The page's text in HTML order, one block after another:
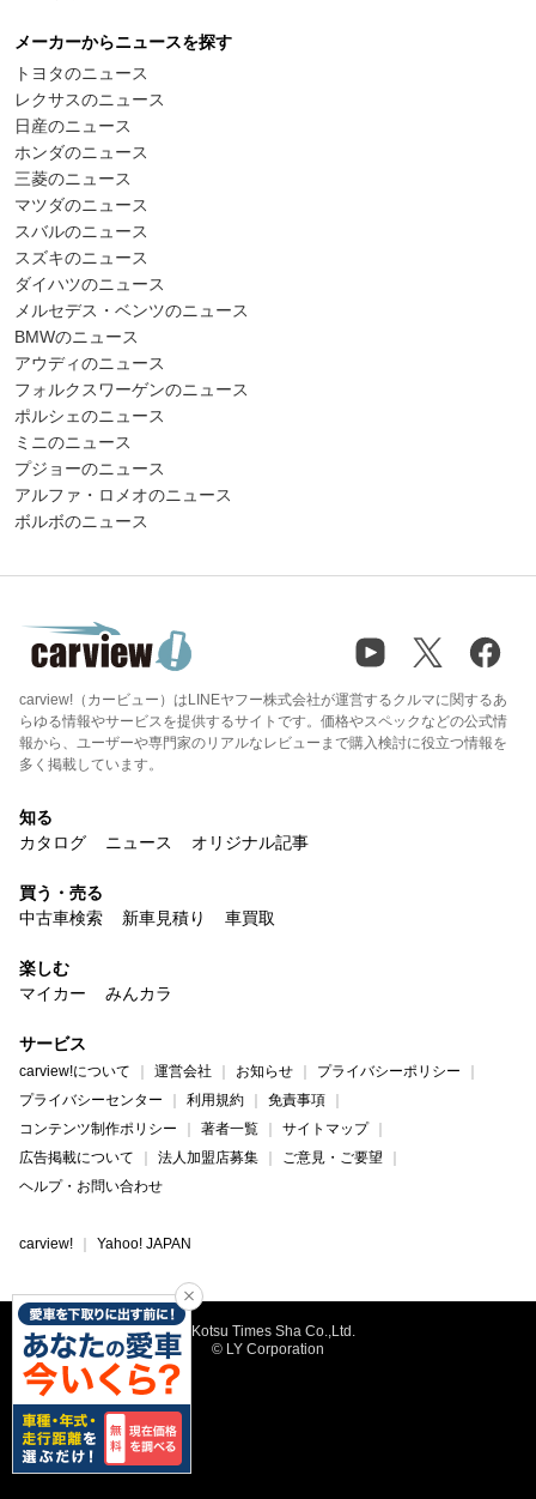
メーカーからニュースを探す
トヨタのニュース
レクサスのニュース
日産のニュース
ホンダのニュース
三菱のニュース
マツダのニュース
スバルのニュース
スズキのニュース
ダイハツのニュース
メルセデス・ベンツのニュース
BMWのニュース
アウディのニュース
フォルクスワーゲンのニュース
ポルシェのニュース
ミニのニュース
プジョーのニュース
アルファ・ロメオのニュース
ボルボのニュース
carview!（カービュー）はLINEヤフー株式会社が運営するクルマに関するあ
らゆる情報やサービスを提供するサイトです。価格やスペックなどの公式情
報から、ユーザーや専門家のリアルなレビューまで購入検討に役立つ情報を
多く掲載しています。
知る
カタログ
ニュース オリジナル記事
買う・売る
中古車検索
新車見積り 車買取
楽しむ
マイカー
みんカラ
サービス
carview!について 運営会社 お知らせ
プライバシーポリシー
プライバシーセンター
利用規約
免責事項
コンテンツ制作ポリシー
著者一覧
サイトマップ
広告掲載について
法人加盟店募集
ご意見・ご要望
ヘルプ・お問い合わせ
carview! Yahoo! JAPAN
©Kotsu Times Sha Co.,Ltd.
© LY Corporation